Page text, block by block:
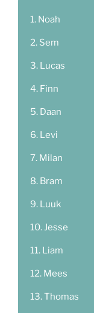
Noah
Sem
Lucas
Finn
Daan
Levi
Milan
Bram
Luuk
Jesse
Liam
Mees
Thomas